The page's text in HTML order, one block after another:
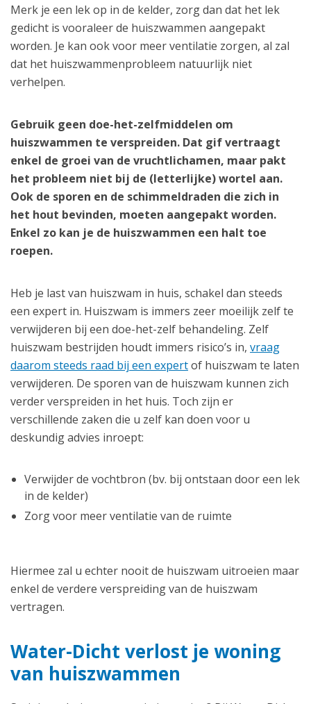
Merk je een lek op in de kelder, zorg dan dat het lek
gedicht is vooraleer de huiszwammen aangepakt
worden. Je kan ook voor meer ventilatie zorgen, al zal
dat het huiszwammenprobleem natuurlijk niet
verhelpen.
Gebruik geen doe-het-zelfmiddelen om
huiszwammen te verspreiden. Dat gif vertraagt
enkel de groei van de vruchtlichamen, maar pakt
het probleem niet bij de (letterlijke) wortel aan.
Ook de sporen en de schimmeldraden die zich in
het hout bevinden, moeten aangepakt worden.
Enkel zo kan je de huiszwammen een halt toe
roepen.
Heb je last van huiszwam in huis, schakel dan steeds
een expert in. Huiszwam is immers zeer moeilijk zelf te
verwijderen bij een doe-het-zelf behandeling. Zelf
huiszwam bestrijden houdt immers risico’s in, vraag
daarom steeds raad bij een expertof huiszwam te laten
verwijderen. De sporen van de huiszwam kunnen zich
verder verspreiden in het huis. Toch zijn er
verschillende zaken die u zelf kan doen voor u
deskundig advies inroept:
Verwijder de vochtbron (bv. bij ontstaan door een lek
in de kelder)
Zorg voor meer ventilatie van de ruimte
Hiermee zal u echter nooit de huiszwam uitroeien maar
enkel de verdere verspreiding van de huiszwam
vertragen.
Water-Dicht verlost je woning
van huiszwammen